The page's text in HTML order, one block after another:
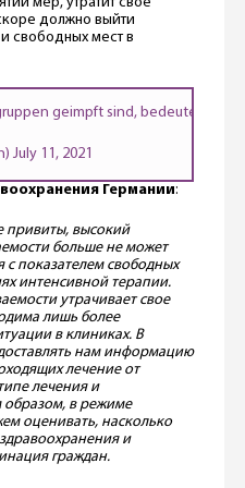
должно выйти
свободных мест в
geimpft sind, bedeutet
July 11, 2021
Германии:
привиты, высокий
больше не может
с показателем свободных
интенсивной терапии.
утрачивает свое
лишь более
в клиниках. В
нам информацию
лечение от
лечения и
образом, в режиме
оценивать, насколько
и
граждан.